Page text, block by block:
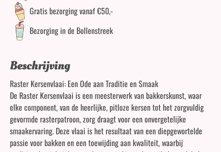
Gratis bezorging vanaf €50,-
Bezorging in de Bollenstreek
Beschrijving
Raster Kersenvlaai: Een Ode aan Traditie en Smaak
De Raster Kersenvlaai is een meesterwerk van bakkerskunst, waar
elke component, van de heerlijke, pitloze kersen tot het zorgvuldig
gevormde rasterpatroon, zorg draagt voor een onvergetelijke
smaakervaring. Deze vlaai is het resultaat van een diepgewortelde
passie voor bakken en een toewijding aan kwaliteit, waarbij